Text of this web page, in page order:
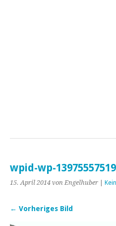
wpid-wp-
15. April 2014 von Engelhuber
← Vorheriges Bild